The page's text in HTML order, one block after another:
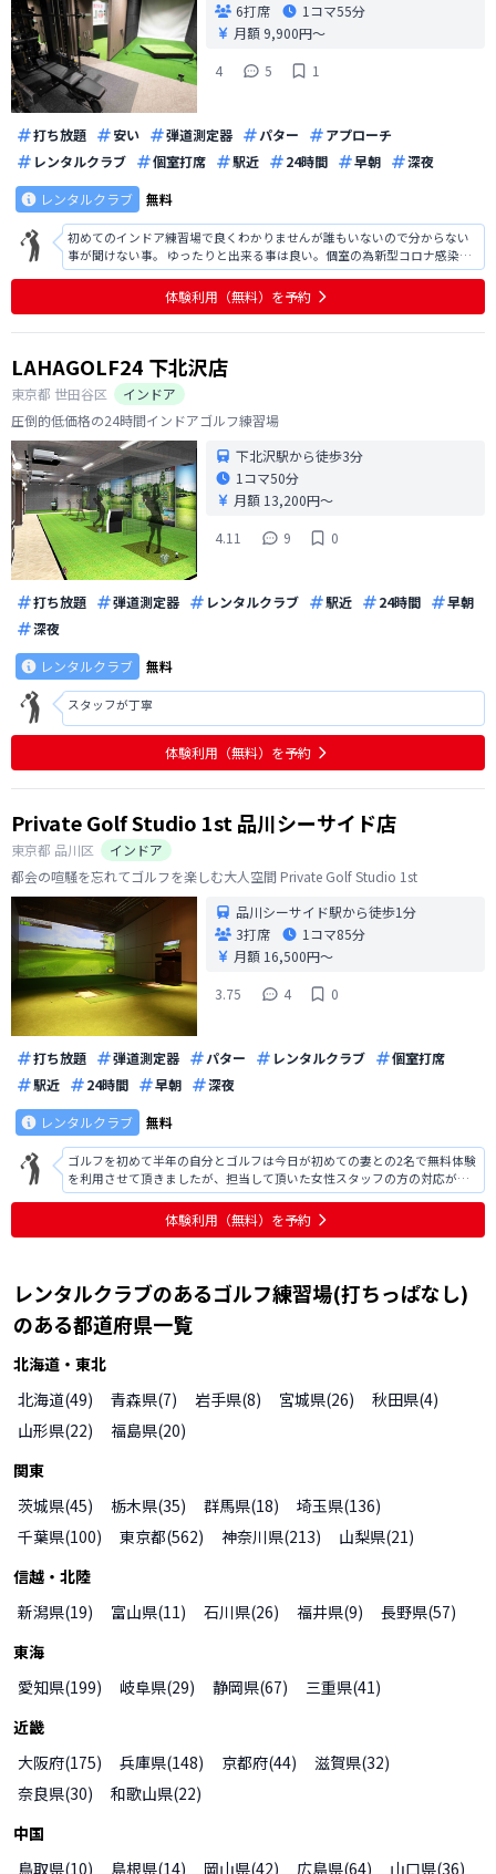
6打席
1コマ55分
月額 9,900円〜
4
5 1
打ち放題 安い 弾道測定器 パター
アプローチ
レンタルクラブ
個室打席 駅近 24時間 早朝
深夜
レンタルクラブ
無料
初めてのインドア練習場で良くわかりませんが誰もいないので分からない
事が聞けない事。 ゆったりと出来る事は良い。個室の為新型コロナ感染や
インフルエンザなどの心配がない事。空間が良い。今年の夏は暑かったの
で涼しく練習出来たのではないか？ 金額面でも丁度良いかとおもいます。
広い練習場だと目で見てどのくら
体験利用（無料）を予約
LAHAGOLF24 下北沢店
東京都 世田谷区
インドア
圧倒的低価格の24時間インドアゴルフ練習場
下北沢駅から徒歩3分
1コマ50分
月額 13,200円〜
4.11
9 0
打ち放題 弾道測定器 レンタルクラブ 駅近 24時間
早朝
深夜
レンタルクラブ
無料
スタッフが丁寧
体験利用（無料）を予約
Private Golf Studio 1st 品川シーサイド店
東京都 品川区
インドア
都会の喧騒を忘れてゴルフを楽しむ大人空間 Private Golf Studio 1st
品川シーサイド駅から徒歩1分
3打席
1コマ85分
月額 16,500円〜
3.75
4 0
打ち放題 弾道測定器 パター レンタルクラブ
個室打席
駅近
24時間 早朝
深夜
レンタルクラブ
無料
ゴルフを初めて半年の自分とゴルフは今日が初めての妻との2名で無料体験
を利用させて頂きましたが、担当して頂いた女性スタッフの方の対応が素
晴らしかったです。施設の利用方法の説明も分かりやすかったですが、未
経験の妻には基本的な打ち方までレクチャーして頂き、大変感謝していま
す。今後も定期的に利用させて頂きた
体験利用（無料）を予約
レンタルクラブのあるゴルフ練習場(打ちっぱなし)
のある都道府県一覧
北海道・東北
北海道(49) 青森県(7) 岩手県(8) 宮城県(26) 秋田県(4)
山形県(22) 福島県(20)
関東
茨城県(45) 栃木県(35) 群馬県(18) 埼玉県(136)
千葉県(100) 東京都(562) 神奈川県(213) 山梨県(21)
信越・北陸
新潟県(19) 富山県(11) 石川県(26) 福井県(9) 長野県(57)
東海
愛知県(199) 岐阜県(29) 静岡県(67) 三重県(41)
近畿
大阪府(175) 兵庫県(148) 京都府(44) 滋賀県(32)
奈良県(30) 和歌山県(22)
中国
鳥取県(10) 島根県(14) 岡山県(42) 広島県(64) 山口県(36)